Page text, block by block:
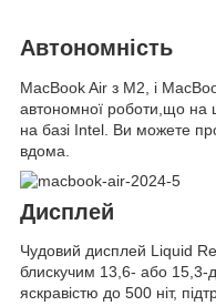
Автономність
MacBook Air з M2, і
автономної роботи,що на
на базі Intel. Ви можете
вдома.
Дисплей
Чудовий дисплей Liquid
блискучим 13,6- або
яскравістю до 500 ніт,